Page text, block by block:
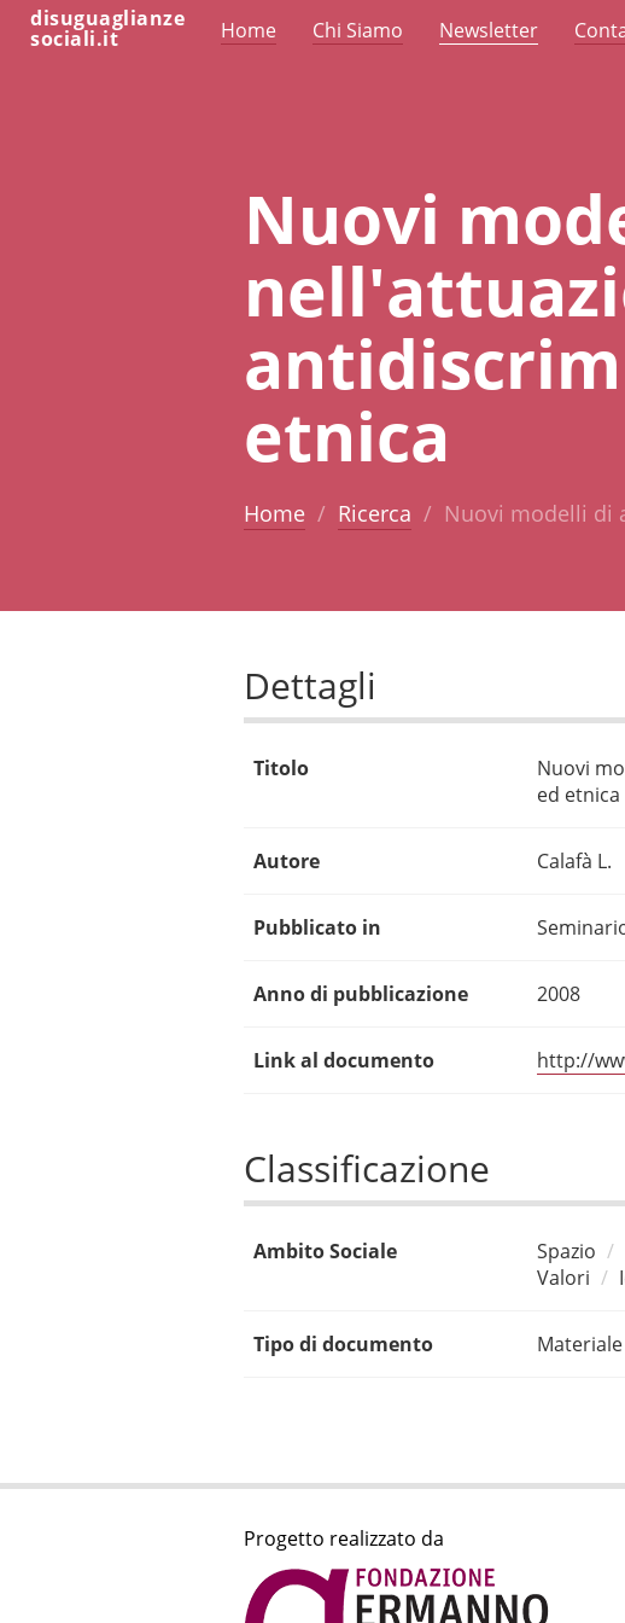
disuguaglianze
sociali.it Home Chi Siamo Newsletter
Nuovi
etnica
Home Ricerca Nuovi modelli di
Dettagli
Titolo
Nuovi
ed etnica
Autore Calafà L.
Pubblicato in
Anno di pubblicazione 2008
Link al documento http://
Classificazione
Ambito Sociale Spazio
Valori
Tipo di documento
Progetto realizzato da